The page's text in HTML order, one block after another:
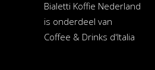
Bialetti Koffie Nederland
is onderdeel van
Coffee & Drinks d'Italia